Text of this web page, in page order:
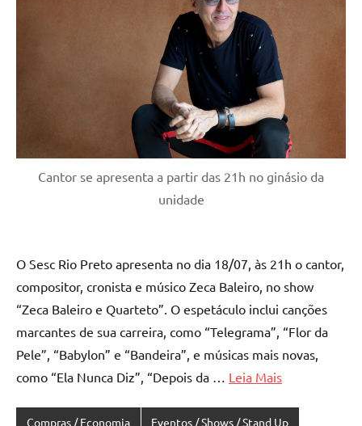
Cantor se apresenta a partir das 21h no ginásio da
unidade
O Sesc Rio Preto apresenta no dia 18/07, às 21h o cantor,
compositor, cronista e músico Zeca Baleiro, no show
“Zeca Baleiro e Quarteto”. O espetáculo inclui canções
marcantes de sua carreira, como “Telegrama”, “Flor da
Pele”, “Babylon” e “Bandeira”, e músicas mais novas,
como “Ela Nunca Diz”, “Depois da … Leia Mais
Compras / Economia Eventos / Shows / Stand Up